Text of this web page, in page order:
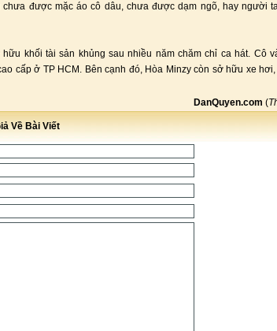
chưa được mặc áo cô dâu, chưa được dạm ngõ, hay người
khối tài sản khủng sau nhiều năm chăm chỉ ca hát. Cô
cấp ở TP HCM. Bên cạnh đó, Hòa Minzy còn sở hữu xe
DanQuyen.com (
Về Bài Viết